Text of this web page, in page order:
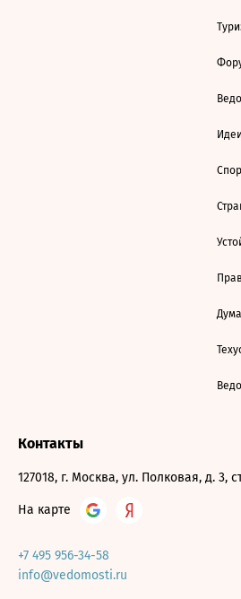
Контакты
127018, г. Москва, ул. Полковая, д. 3,
На карте
+7 495 956-34-58
info@vedomosti.ru